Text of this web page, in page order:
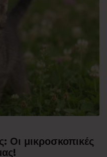
Οι μικροσκοπικές